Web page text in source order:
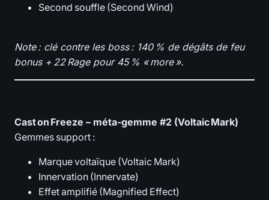
Second souffle (Second Wind)
Note : clé contre les boss : 140 % de dégâts de feu
bonus + 22 Rage pour 45 % « more ».
Cast on Freeze – méta‑gemme #2 (Voltaic Mark)
Gemmes support :
Marque voltaïque (Voltaic Mark)
Innervation (Innervate)
Effet amplifié (Magnified Effect)